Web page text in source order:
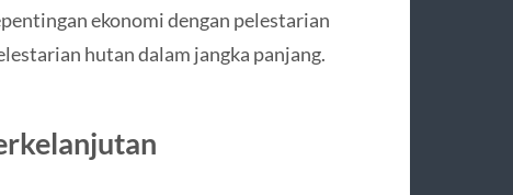
ekonomi dengan pelestarian
hutan dalam jangka panjang.